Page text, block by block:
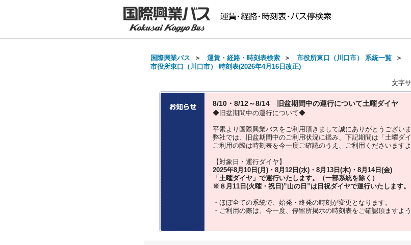
国際興業バス ＞ 運賃・経路・時刻表検索 ＞ 市役所東口（川口市） 系統一覧 ＞
市役所東口（川口市） 時刻表(2026年4月16日改正)
文字
8/10・8/12～8/14 旧盆期間中の運行について土曜ダイヤ
◆旧盆期間中の運行について◆
平素より国際興業バスをご利用頂きまして誠にありがとうございま
弊社では、旧盆期間中のご利用状況に鑑み、下記期間は「土曜ダ
ご利用の際は時刻表を今一度ご確認のうえ、ご利用くださいます
【対象日・運行ダイヤ】
2025年8月10日(月)・8月12日(水)・8月13日(木)・8月14日(金)
「土曜ダイヤ」 で運行いたします。（一部系統を除く）
※８月11日(火曜・祝日)”山の日 ”は 日祝ダイヤで運行いたします。
・ほぼ全ての系統で、始発・終発の時刻が変更となります。
・ご利用の際は、今一度、 停留所掲示の時刻表をご確認頂ますよ